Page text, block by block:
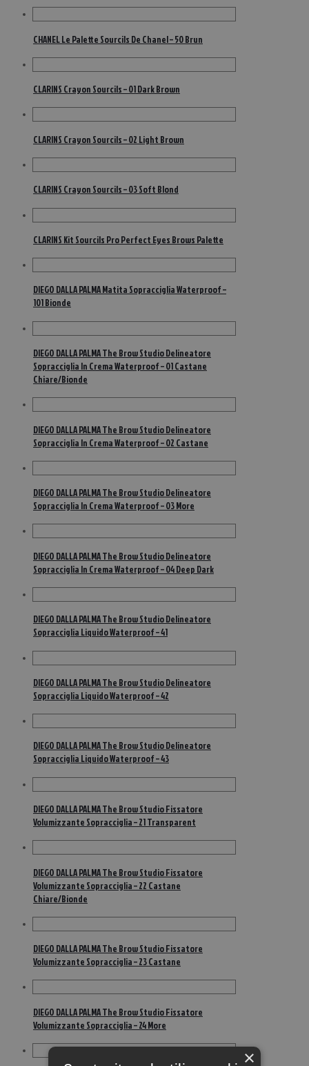
CHANEL Le Palette Sourcils De Chanel – 50 Brun
CLARINS Crayon Sourcils – 01 Dark Brown
CLARINS Crayon Sourcils – 02 Light Brown
CLARINS Crayon Sourcils – 03 Soft Blond
CLARINS Kit Sourcils Pro Perfect Eyes Brows Palette
DIEGO DALLA PALMA Matita Sopracciglia Waterproof –
101 Bionde
DIEGO DALLA PALMA The Brow Studio Delineatore
Sopracciglia In Crema Waterproof – 01 Castane
Chiare/Bionde
DIEGO DALLA PALMA The Brow Studio Delineatore
Sopracciglia In Crema Waterproof – 02 Castane
DIEGO DALLA PALMA The Brow Studio Delineatore
Sopracciglia In Crema Waterproof – 03 More
DIEGO DALLA PALMA The Brow Studio Delineatore
Sopracciglia In Crema Waterproof – 04 Deep Dark
DIEGO DALLA PALMA The Brow Studio Delineatore
Sopracciglia Liquido Waterproof – 41
DIEGO DALLA PALMA The Brow Studio Delineatore
Sopracciglia Liquido Waterproof – 42
DIEGO DALLA PALMA The Brow Studio Delineatore
Sopracciglia Liquido Waterproof – 43
DIEGO DALLA PALMA The Brow Studio Fissatore
Volumizzante Sopracciglia – 21 Transparent
DIEGO DALLA PALMA The Brow Studio Fissatore
Volumizzante Sopracciglia – 22 Castane
Chiare/Bionde
DIEGO DALLA PALMA The Brow Studio Fissatore
Volumizzante Sopracciglia – 23 Castane
DIEGO DALLA PALMA The Brow Studio Fissatore
Volumizzante Sopracciglia – 24 More
×